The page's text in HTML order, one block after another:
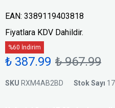
EAN: 3389119403818
Fiyatlara KDV Dahildir.
%60 İndirim
₺ 387.99 ₺ 967.99
SKU RXM4AB2BD Stok Sayı 17